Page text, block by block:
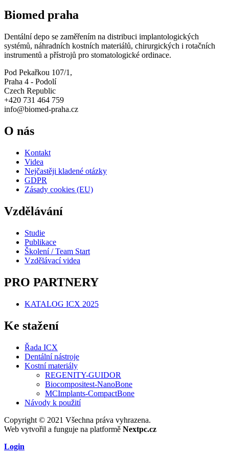
Biomed praha
Dentální depo se zaměřením na distribuci implantologických
systémů, náhradních kostních materiálů, chirurgických i rotačních
instrumentů a přístrojů pro stomatologické ordinace.
Pod Pekařkou 107/1,
Praha 4 - Podolí
Czech Republic
+420 731 464 759
info@biomed-praha.cz
O nás
Kontakt
Videa
Nejčastěji kladené otázky
GDPR
Zásady cookies (EU)
Vzdělávání
Studie
Publikace
Školení / Team Start
Vzdělávací videa
PRO PARTNERY
KATALOG ICX 2025
Ke stažení
Řada ICX
Dentální nástroje
Kostní materiály
REGENITY-GUIDOR
Biocompositest-NanoBone
MCImplants-CompactBone
Návody k použití
Copyright © 2021 Všechna práva vyhrazena.
Web vytvořil a funguje na platformě Nextpc.cz
Login